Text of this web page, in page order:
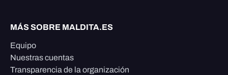
MÁS SOBRE MALDITA.ES
Equipo
Nuestras cuentas
Transparencia de la organización